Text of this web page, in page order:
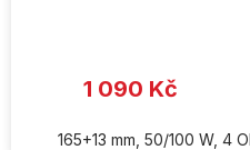
1 090 Kč
165+13 mm, 50/100 W, 4